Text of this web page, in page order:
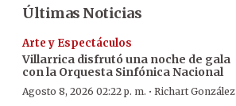
Últimas Noticias
Arte y Espectáculos
Villarrica disfrutó una noche de gala
con la Orquesta Sinfónica Nacional
Agosto 8, 2026 02:22 p. m. · Richart González